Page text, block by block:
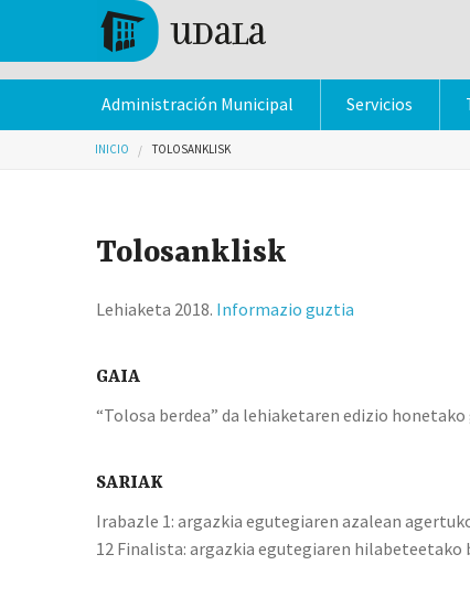
Pasar al contenido principal
Administración Municipal Servicios
Usted está aquí
INICIO TOLOSANKLISK
Tolosanklisk
Lehiaketa 2018. Informazio guztia
GAIA
“Tolosa berdea” da lehiaketaren edizio honetako
SARIAK
Irabazle 1: argazkia egutegiaren azalean
12 Finalista: argazkia egutegiaren hilabeteetako